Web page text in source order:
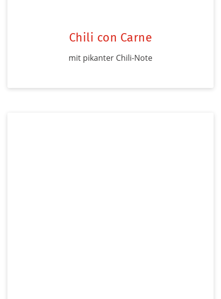
Chili con Carne
mit pikanter Chili-Note